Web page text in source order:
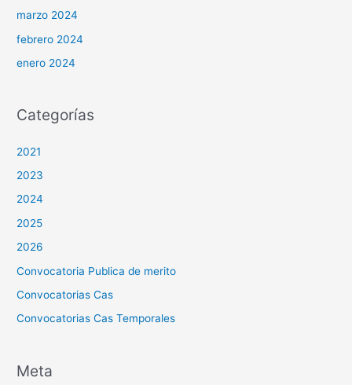
marzo 2024
febrero 2024
enero 2024
Categorías
2021
2023
2024
2025
2026
Convocatoria Publica de merito
Convocatorias Cas
Convocatorias Cas Temporales
Meta